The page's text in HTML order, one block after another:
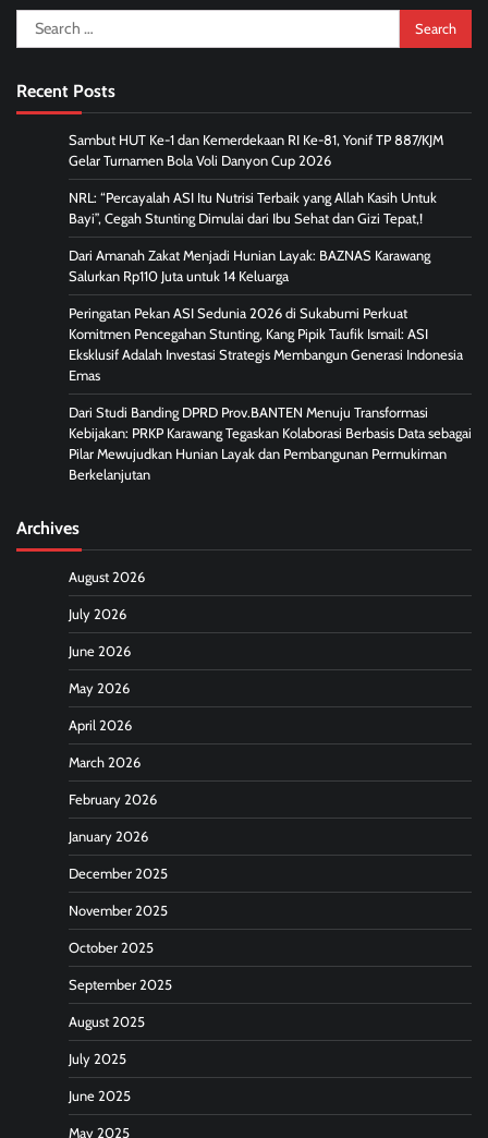
Search
for:
Recent Posts
Sambut HUT Ke-1 dan Kemerdekaan RI Ke-81, Yonif TP 887/KJM
Gelar Turnamen Bola Voli Danyon Cup 2026
NRL: “Percayalah ASI Itu Nutrisi Terbaik yang Allah Kasih Untuk
Bayi”, Cegah Stunting Dimulai dari Ibu Sehat dan Gizi Tepat,!
Dari Amanah Zakat Menjadi Hunian Layak: BAZNAS Karawang
Salurkan Rp110 Juta untuk 14 Keluarga
Peringatan Pekan ASI Sedunia 2026 di Sukabumi Perkuat
Komitmen Pencegahan Stunting, Kang Pipik Taufik Ismail: ASI
Eksklusif Adalah Investasi Strategis Membangun Generasi Indonesia
Emas
Dari Studi Banding DPRD Prov.BANTEN Menuju Transformasi
Kebijakan: PRKP Karawang Tegaskan Kolaborasi Berbasis Data sebagai
Pilar Mewujudkan Hunian Layak dan Pembangunan Permukiman
Berkelanjutan
Archives
August 2026
July 2026
June 2026
May 2026
April 2026
March 2026
February 2026
January 2026
December 2025
November 2025
October 2025
September 2025
August 2025
July 2025
June 2025
May 2025